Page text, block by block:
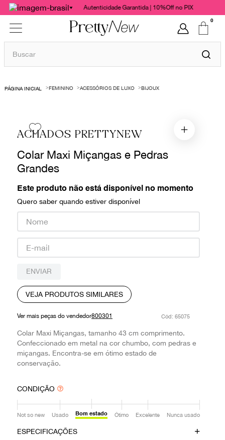
Autenticidade Garantida | 10%Off no PIX
0
Buscar
FEMININO ACESSÓRIOS DE LUXO BIJOUX
ACHADOS PRETTYNEW
Colar Maxi Miçangas e Pedras
Grandes
Este produto não está disponível no momento
Quero saber quando estiver disponível
ENVIAR
VEJA PRODUTOS SIMILARES
Ver mais peças do vendedor800301 : 65075
Colar Maxi Miçangas, tamanho 43 cm comprimento.
Confeccionado em metal na cor chumbo, com pedras e
miçangas. Encontra-se em ótimo estado de
conservação.
CONDIÇÃO
Not so new Usado Bom estado Ótimo Excelente Nunca usado
ESPECIFICAÇÕES
1º
bolsas
chanel
gucci
paula raia
burberry
prada
louis vuitton